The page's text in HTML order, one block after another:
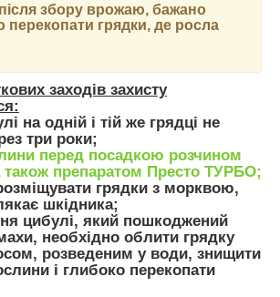
збору врожаю, бажано
перекопати грядки, де росла
заходів захисту
на одній і тій же грядці не
три роки;
перед посадкою розчином
також препаратом Престо ТУРБО;
грядки з морквою,
шкідника;
цибулі, який пошкоджений
необхідно облити грядку
розведеним у води, знищити
і глибоко перекопати